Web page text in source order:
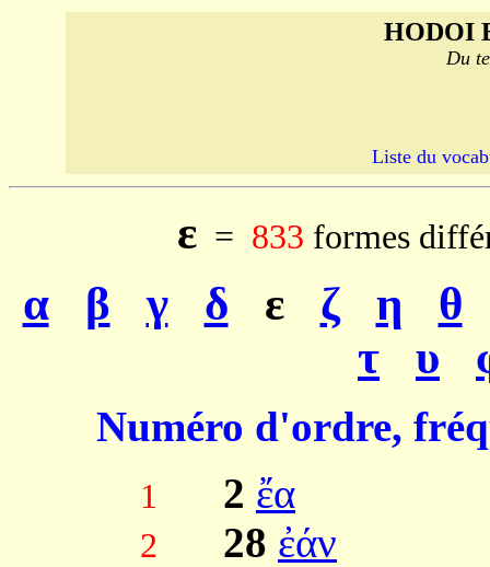
HODOI
Du
Liste du
ε = 833 formes
α β γ δ ε ζ η
θ
τ
υ
Numéro d'ordre,
1 2 ἔα
2 28 ἐάν